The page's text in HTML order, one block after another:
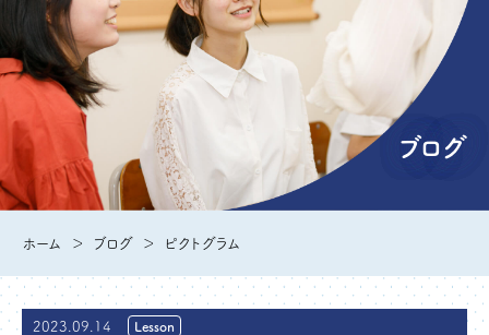
ブログ
ホーム ブログ ピクトグラム
2023.09.14 Lesson